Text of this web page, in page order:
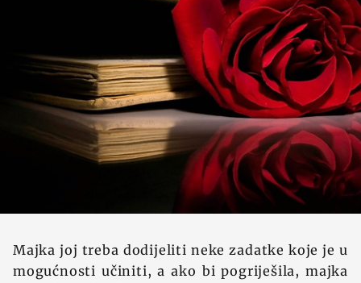
Majka joj treba dodijeliti neke zadatke koje je u
mogućnosti učiniti, a ako bi pogriješila, majka